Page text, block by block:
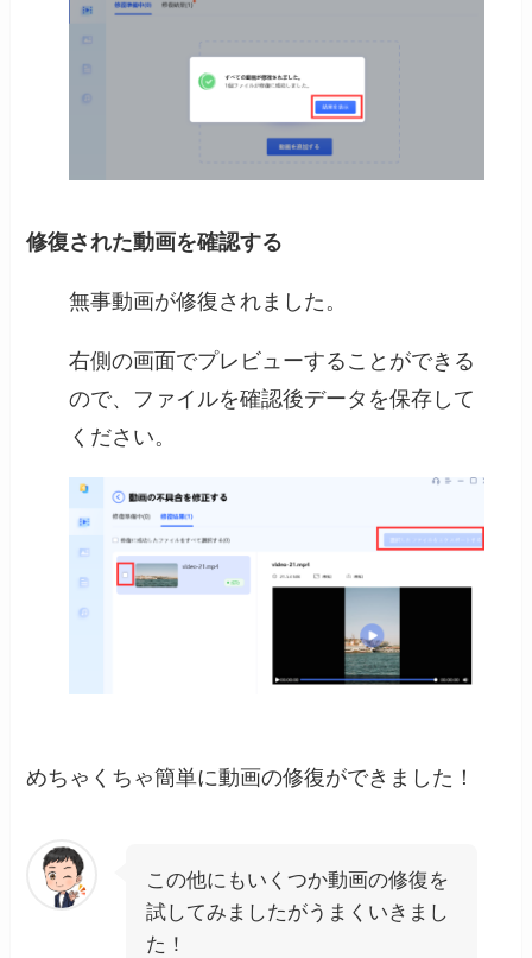
修復された動画を確認する
無事動画が修復されました。
右側の画面でプレビューすることができる
ので、ファイルを確認後データを保存して
ください。
めちゃくちゃ簡単に動画の修復ができました！
この他にもいくつか動画の修復を
試してみましたがうまくいきまし
た！